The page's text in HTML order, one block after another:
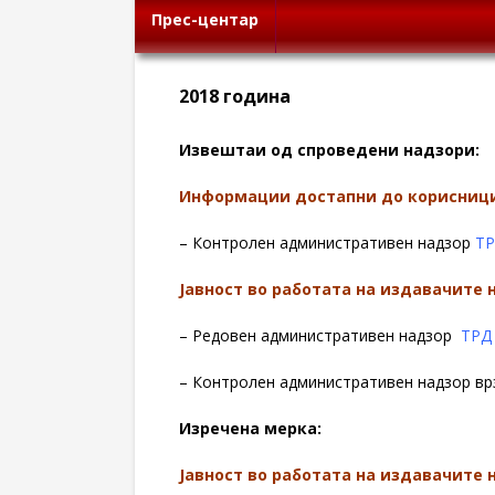
Прес-центар
2018 година
Извештаи од спроведени надзори:
Информации достапни до
– Контролен административен надзор
Jавност во работата на
– Редовен административен надзор ТРД
– Контролен административен надзор
Изречена мерка:
Jавност во работата на